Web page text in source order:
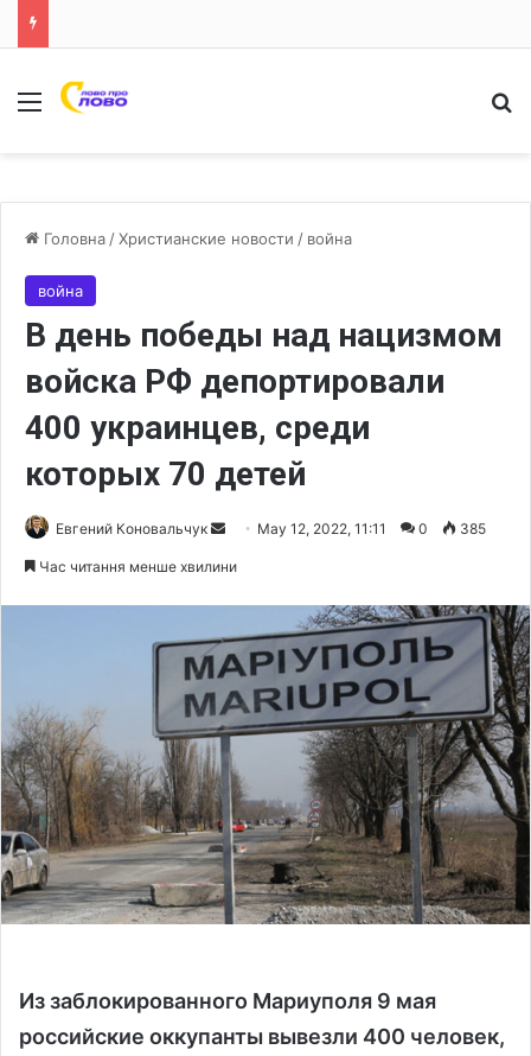
Меню
Головна /Христианские новости / война
война
В день победы над нацизмом
войска РФ депортировали
400 украинцев, среди
которых 70 детей
Евгений Коновальчук
a
n
e
m
a
May 12, 2022, 11:11 0 385
Час читання менше хвилини
Из заблокированного Мариуполя 9 мая
российские оккупанты вывезли 400 человек,